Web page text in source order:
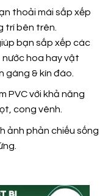
thoải mái sắp xếp
trí bên trên.
bạn sắp xếp các
nước hoa hay vật
gàng & kín đáo.
PVC với khả năng
cong vênh.
ảnh phản chiếu sống